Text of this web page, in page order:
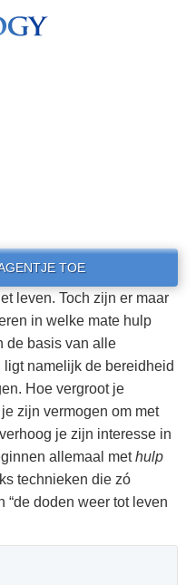
TOE
leven. Toch zijn er maar
in welke mate hulp
de basis van alle
namelijk de bereidheid
Hoe vergroot je
zijn vermogen om met
je zijn interesse in
allemaal methulp
technieken die zó
“de doden weer tot leven